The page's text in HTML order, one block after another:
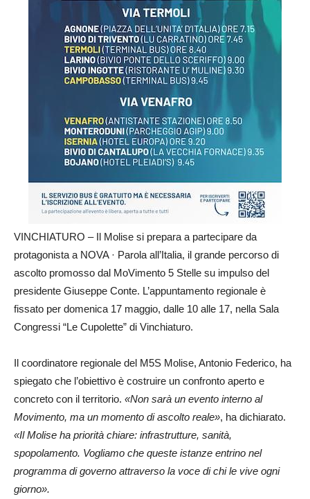
VINCHIATURO – Il Molise si prepara a partecipare da
protagonista a NOVA · Parola all’Italia, il grande percorso di
ascolto promosso dal MoVimento 5 Stelle su impulso del
presidente Giuseppe Conte. L’appuntamento regionale è
fissato per domenica 17 maggio, dalle 10 alle 17, nella Sala
Congressi “Le Cupolette” di Vinchiaturo.
Il coordinatore regionale del M5S Molise, Antonio Federico, ha
spiegato che l’obiettivo è costruire un confronto aperto e
concreto con il territorio. «Non sarà un evento interno al
Movimento, ma un momento di ascolto reale», ha dichiarato.
«Il Molise ha priorità chiare: infrastrutture, sanità,
spopolamento. Vogliamo che queste istanze entrino nel
programma di governo attraverso la voce di chi le vive ogni
giorno».